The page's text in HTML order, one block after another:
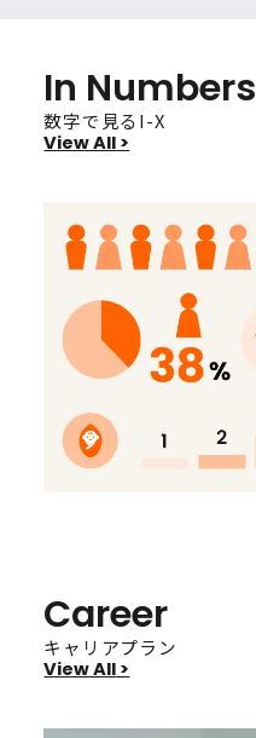
In Numbers
数字で見るI-X
View All
Career
キャリアプラン
View All